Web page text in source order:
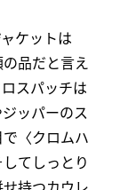
ケットは
品だと言え
スパッチは
ッパーのス
〈クロムハ
てしっとり